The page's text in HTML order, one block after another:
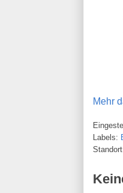
Mehr
Labels: